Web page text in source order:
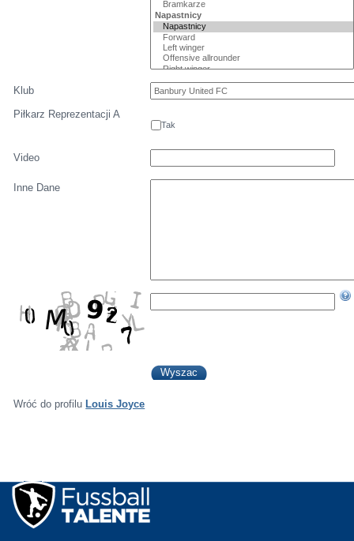
Klub
Piłkarz Reprezentacji A
Tak
Video
Inne Dane
Wróć do profilu Louis Joyce